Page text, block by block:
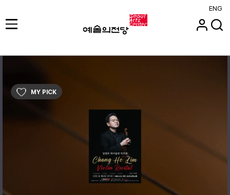
ENG
MY PICK